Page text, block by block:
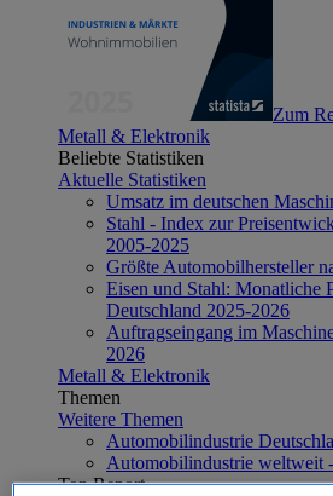
Zum
Metall & Elektronik
Beliebte Statistiken
Aktuelle Statistiken
Umsatz im deutschen
Stahl - Index zur
2005-2025
Größte Automobilhersteller
Eisen und Stahl: Monatliche
Deutschland 2025-2026
Auftragseingang im
2026
Metall & Elektronik
Themen
Weitere Themen
Automobilindustrie
Automobilindustrie weltweit
Top Report